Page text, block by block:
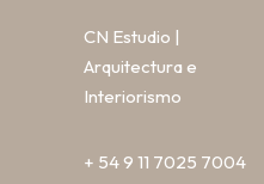
CN Estudio |
Arquitectura e
Interiorismo
+ 54 9 11 7025 7004